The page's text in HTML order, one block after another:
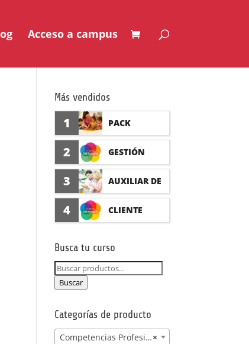
Acceso a campus
Más vendidos
1 PACK
AUXILIAR DE
GUARDERÍA
CON
2 GESTIÓN
SEGURO DE
ACCIDENTES
(PRÁCTICAS
FORMATIVAS)
3 AUXILIAR DE
FARMACIA Y
IA CON
PRÁCTICAS
4 CLIENTE
Busca tu curso
Buscar
por:
Buscar
Categorías de producto
×
Competencias Profesionales